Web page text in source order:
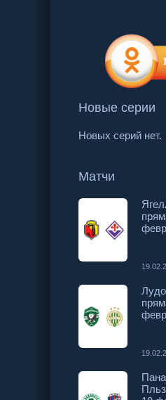
Новые серии
Новых серий нет.
Матчи
9 серия